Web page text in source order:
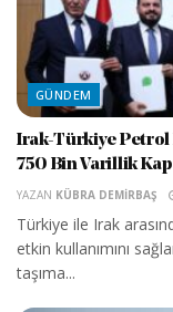
GÜNDEM
Irak-Türkiye Petrol
750 Bin Varillik
YAZAN KÜBRA DEMIRBAŞ
Türkiye ile Irak
etkin kullanımını
taşıma...